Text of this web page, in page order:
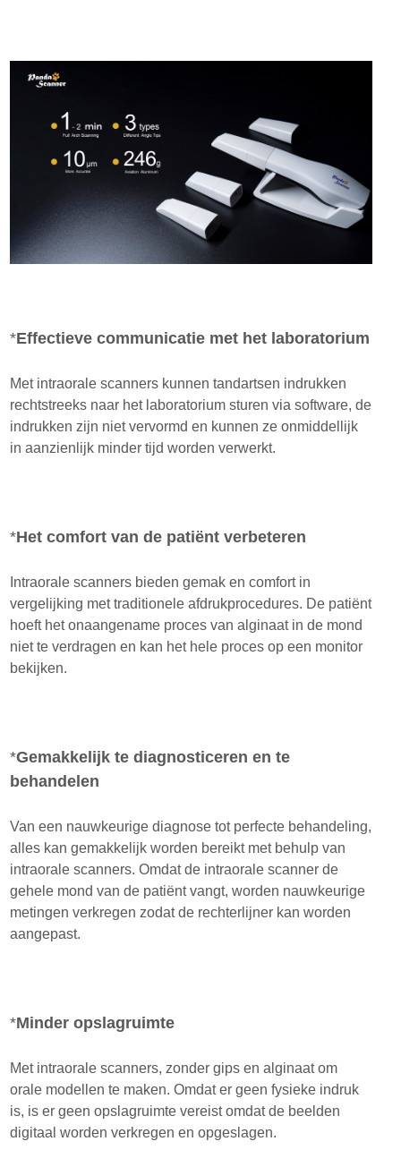
*Effectieve communicatie met het laboratorium
Met intraorale scanners kunnen tandartsen indrukken
rechtstreeks naar het laboratorium sturen via software, de
indrukken zijn niet vervormd en kunnen ze onmiddellijk
in aanzienlijk minder tijd worden verwerkt.
*Het comfort van de patiënt verbeteren
Intraorale scanners bieden gemak en comfort in
vergelijking met traditionele afdrukprocedures. De patiënt
hoeft het onaangename proces van alginaat in de mond
niet te verdragen en kan het hele proces op een monitor
bekijken.
*Gemakkelijk te diagnosticeren en te
behandelen
Van een nauwkeurige diagnose tot perfecte behandeling,
alles kan gemakkelijk worden bereikt met behulp van
intraorale scanners. Omdat de intraorale scanner de
gehele mond van de patiënt vangt, worden nauwkeurige
metingen verkregen zodat de rechterlijner kan worden
aangepast.
*Minder opslagruimte
Met intraorale scanners, zonder gips en alginaat om
orale modellen te maken. Omdat er geen fysieke indruk
is, is er geen opslagruimte vereist omdat de beelden
digitaal worden verkregen en opgeslagen.